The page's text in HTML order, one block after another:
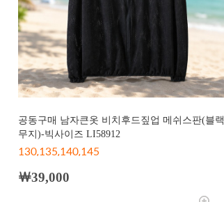
공동구매 남자큰옷 비치후드짚업 메쉬스판(블랙
무지)-빅사이즈 LI58912
130,135,140,145
￦39,000